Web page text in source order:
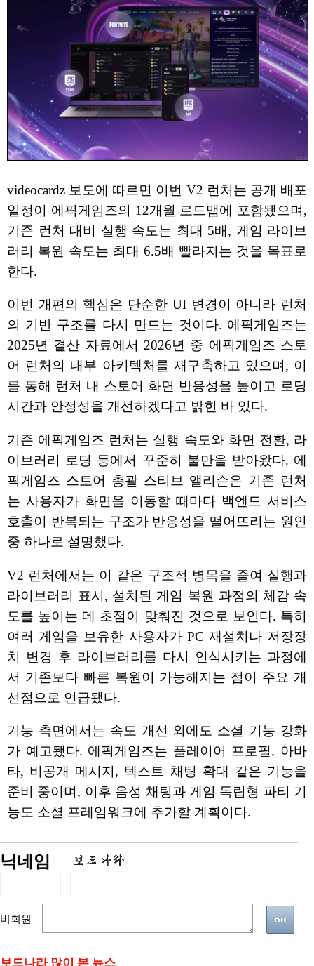
videocardz 보도에 따르면 이번 V2 런처는 공개 배포
일정이 에픽게임즈의 12개월 로드맵에 포함됐으며,
기존 런처 대비 실행 속도는 최대 5배, 게임 라이브
러리 복원 속도는 최대 6.5배 빨라지는 것을 목표로
한다.
이번 개편의 핵심은 단순한 UI 변경이 아니라 런처
의 기반 구조를 다시 만드는 것이다. 에픽게임즈는
2025년 결산 자료에서 2026년 중 에픽게임즈 스토
어 런처의 내부 아키텍처를 재구축하고 있으며, 이
를 통해 런처 내 스토어 화면 반응성을 높이고 로딩
시간과 안정성을 개선하겠다고 밝힌 바 있다.
기존 에픽게임즈 런처는 실행 속도와 화면 전환, 라
이브러리 로딩 등에서 꾸준히 불만을 받아왔다. 에
픽게임즈 스토어 총괄 스티브 앨리슨은 기존 런처
는 사용자가 화면을 이동할 때마다 백엔드 서비스
호출이 반복되는 구조가 반응성을 떨어뜨리는 원인
중 하나로 설명했다.
V2 런처에서는 이 같은 구조적 병목을 줄여 실행과
라이브러리 표시, 설치된 게임 복원 과정의 체감 속
도를 높이는 데 초점이 맞춰진 것으로 보인다. 특히
여러 게임을 보유한 사용자가 PC 재설치나 저장장
치 변경 후 라이브러리를 다시 인식시키는 과정에
서 기존보다 빠른 복원이 가능해지는 점이 주요 개
선점으로 언급됐다.
기능 측면에서는 속도 개선 외에도 소셜 기능 강화
가 예고됐다. 에픽게임즈는 플레이어 프로필, 아바
타, 비공개 메시지, 텍스트 채팅 확대 같은 기능을
준비 중이며, 이후 음성 채팅과 게임 독립형 파티 기
능도 소셜 프레임워크에 추가할 계획이다.
닉네임
비회원
보드나라 많이 본 뉴스